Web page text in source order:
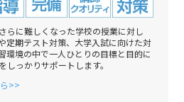
らに難しくなった学校の授業に対し
定期テスト対策、大学入試に向けた対
環境の中で一人ひとりの目標と目的に
っかりサポートします。
>>